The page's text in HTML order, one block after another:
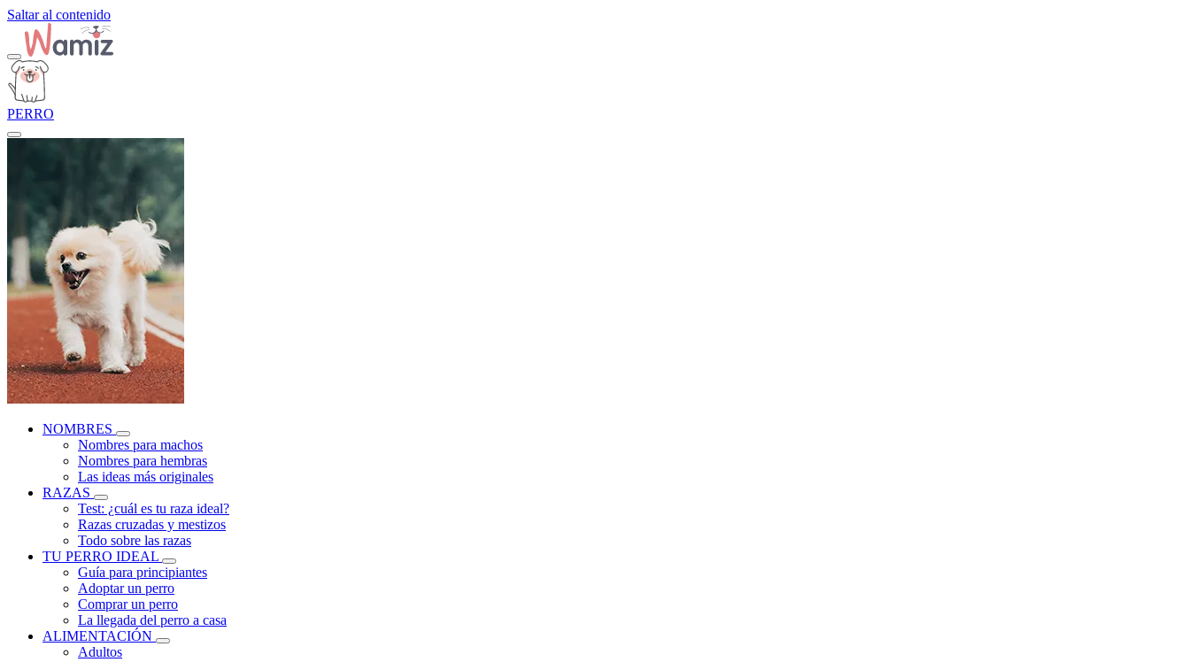
Saltar al contenido
PERRO
NOMBRES
Nombres para machos
Nombres para hembras
Las ideas más originales
RAZAS
Test: ¿cuál es tu raza ideal?
Razas cruzadas y mestizos
Todo sobre las razas
TU PERRO IDEAL
Guía para principiantes
Adoptar un perro
Comprar un perro
La llegada del perro a casa
ALIMENTACIÓN
Adultos